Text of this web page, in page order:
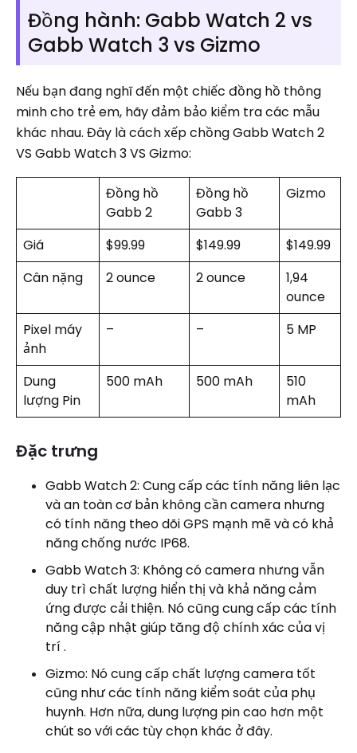
Đồng hành: Gabb Watch 2 vs
Gabb Watch 3 vs Gizmo
Nếu bạn đang nghĩ đến một chiếc đồng hồ thông
minh cho trẻ em, hãy đảm bảo kiểm tra các mẫu
khác nhau. Đây là cách xếp chồng Gabb Watch 2
VS Gabb Watch 3 VS Gizmo:
Đồng hồ
Gabb 2
Đồng hồ
Gabb 3
Gizmo
Giá $99.99 $149.99
$149.99
Cân nặng
2 ounce 2 ounce
1,94
ounce
Pixel máy
ảnh
– – 5 MP
Dung
lượng Pin
500 mAh 500 mAh
510
mAh
Đặc trưng
Gabb Watch 2: Cung cấp các tính năng liên lạc
và an toàn cơ bản không cần camera nhưng
có tính năng theo dõi GPS mạnh mẽ và có khả
năng chống nước IP68.
Gabb Watch 3: Không có camera nhưng vẫn
duy trì chất lượng hiển thị và khả năng cảm
ứng được cải thiện. Nó cũng cung cấp các tính
năng cập nhật giúp tăng độ chính xác của vị
trí .
Gizmo: Nó cung cấp chất lượng camera tốt
cũng như các tính năng kiểm soát của phụ
huynh. Hơn nữa, dung lượng pin cao hơn một
chút so với các tùy chọn khác ở đây.